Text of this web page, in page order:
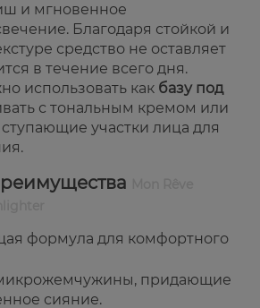
и мгновенное
Благодаря стойкой и
средство не оставляет
в течение всего дня.
использовать как базу под
с тональным кремом или
участки лица для
формула для комфортного
придающие
сияние.